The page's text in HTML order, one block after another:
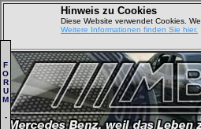
Hinweis zu Cookies
Diese Website verwendet Cookies.
Weitere Informationen finden Sie hier.
F
O
R
U
M
-